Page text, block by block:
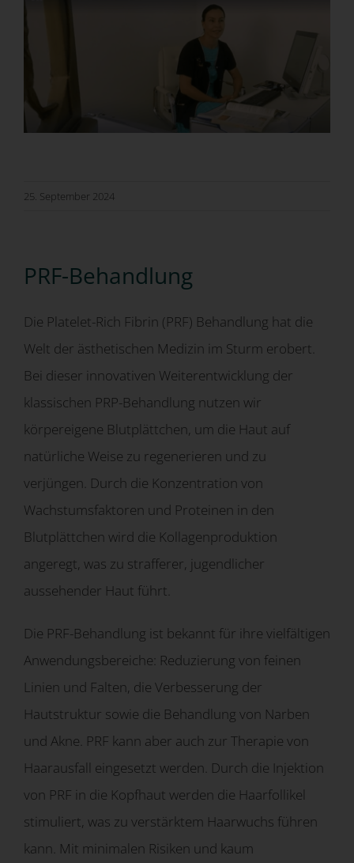
25. September 2024
PRF-Behandlung
Die Platelet-Rich Fibrin (PRF) Behandlung hat die
Welt der ästhetischen Medizin im Sturm erobert.
Bei dieser innovativen Weiterentwicklung der
klassischen PRP-Behandlung nutzen wir
körpereigene Blutplättchen, um die Haut auf
natürliche Weise zu regenerieren und zu
verjüngen. Durch die Konzentration von
Wachstumsfaktoren und Proteinen in den
Blutplättchen wird die Kollagenproduktion
angeregt, was zu strafferer, jugendlicher
aussehender Haut führt.
Die PRF-Behandlung ist bekannt für ihre vielfältigen
Anwendungsbereiche: Reduzierung von feinen
Linien und Falten, die Verbesserung der
Hautstruktur sowie die Behandlung von Narben
und Akne. PRF kann aber auch zur Therapie von
Haarausfall eingesetzt werden. Durch die Injektion
von PRF in die Kopfhaut werden die Haarfollikel
stimuliert, was zu verstärktem Haarwuchs führen
kann. Mit minimalen Risiken und kaum